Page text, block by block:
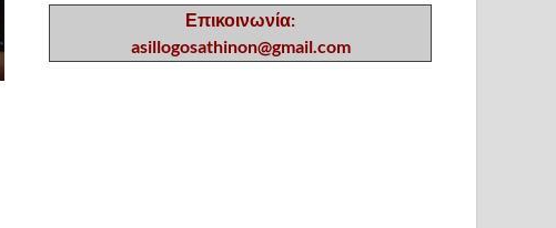
Επικοινωνία:
asillogosathinon@gmail.com